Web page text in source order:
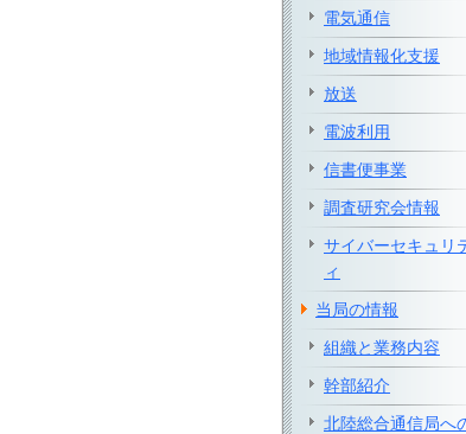
電気通信
地域情報化支援
放送
電波利用
信書便事業
調査研究会情報
サイバーセキュリ
ィ
当局の情報
組織と業務内容
幹部紹介
北陸総合通信局へ